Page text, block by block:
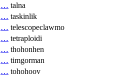
… talna
… taskinlik
… telescopeclawmo
… tetraploidi
… thohonhen
… timgorman
… tohohoov